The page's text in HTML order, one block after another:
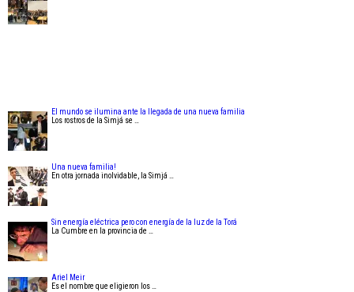
El mundo se ilumina ante la llegada de una nueva familia
Los rostros de la Simjá se …
Una nueva familia!
En otra jornada inolvidable, la Simjá …
Sin energía eléctrica pero con energía de la luz de la Torá
La Cumbre en la provincia de …
Ariel Meir
Es el nombre que eligieron los …